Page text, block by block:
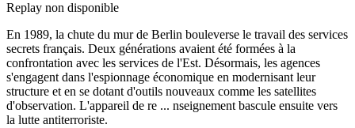
Replay non disponible
En 1989, la chute du mur de Berlin bouleverse le travail des services
secrets français. Deux générations avaient été formées à la
confrontation avec les services de l'Est. Désormais, les agences
s'engagent dans l'espionnage économique en modernisant leur
structure et en se dotant d'outils nouveaux comme les satellites
d'observation. L'appareil de re ... nseignement bascule ensuite vers
la lutte antiterroriste.